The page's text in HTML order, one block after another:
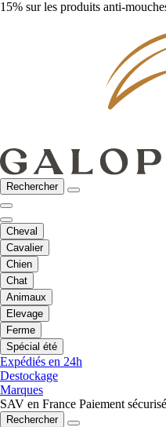
15% sur les produits anti-
Rechercher
Cheval
Cavalier
Chien
Chat
Animaux
Elevage
Ferme
Spécial été
Expédiés en 24h
Destockage
Marques
SAV en France Paiement sécurisé
Rechercher